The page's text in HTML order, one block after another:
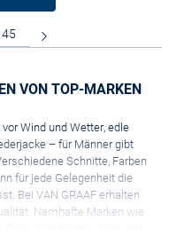
VON TOP-MARKEN
Wind und Wetter, edle
– für Männer gibt
Schnitte, Farben
für jede Gelegenheit die
Bei VAN GRAAF erhalten
Namhafte Marken wie